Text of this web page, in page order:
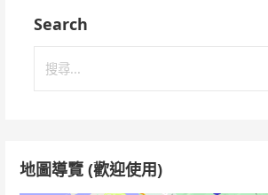
Search
地圖導覽 (歡迎使用)